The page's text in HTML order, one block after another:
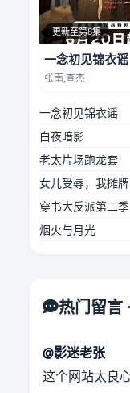
更新至第8集
一念初见锦衣谣
张南,查杰
一念初见锦衣谣
白夜暗影
老太片场跑龙套
女儿受辱，我摊
穿书大反派第二季
烟火与月光
热门留言
@影迷老张
这个网站太良